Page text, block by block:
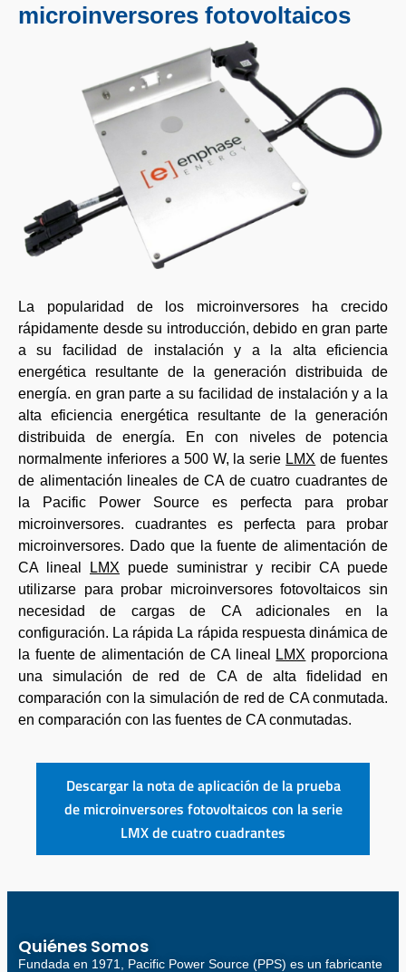
microinversores fotovoltaicos
La popularidad de los microinversores ha crecido
rápidamente desde su introducción, debido en gran parte
a su facilidad de instalación y a la alta eficiencia
energética resultante de la generación distribuida de
energía. en gran parte a su facilidad de instalación y a la
alta eficiencia energética resultante de la generación
distribuida de energía. En con niveles de potencia
normalmente inferiores a 500 W, la serie LMX de fuentes
de alimentación lineales de CA de cuatro cuadrantes de
la Pacific Power Source es perfecta para probar
microinversores. cuadrantes es perfecta para probar
microinversores. Dado que la fuente de alimentación de
CA lineal
LMX puede suministrar y recibir CA puede
utilizarse para probar microinversores fotovoltaicos sin
necesidad de cargas de CA adicionales en la
configuración. La rápida La rápida respuesta dinámica de
la fuente de alimentación de CA lineal
LMX proporciona
una simulación de red de CA de alta fidelidad en
comparación con la simulación de red de CA conmutada.
en comparación con las fuentes de CA conmutadas.
Descargar la nota de aplicación de la prueba
de microinversores fotovoltaicos con la serie
LMX de cuatro cuadrantes
Quiénes Somos
Fundada en 1971, Pacific Power Source (PPS) es un fabricante